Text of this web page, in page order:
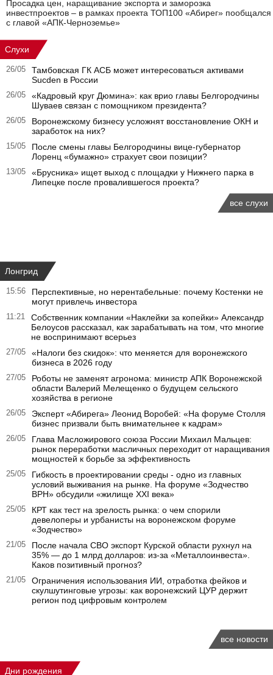
Просадка цен, наращивание экспорта и заморозка
инвестпроектов – в рамках проекта ТОП100 «Абирег» пообщался
с главой «АПК-Черноземье»
Слухи
26/05
Тамбовская ГК АСБ может интересоваться активами
Sucden в России
26/05
«Кадровый круг Дюмина»: как врио главы Белгородчины
Шуваев связан с помощником президента?
26/05
Воронежскому бизнесу усложнят восстановление ОКН и
заработок на них?
15/05
После смены главы Белгородчины вице-губернатор
Лоренц «бумажно» страхует свои позиции?
13/05
«Брусника» ищет выход с площадки у Нижнего парка в
Липецке после провалившегося проекта?
все слухи
Лонгрид
15:56
Перспективные, но нерентабельные: почему Костенки не
могут привлечь инвестора
11:21
Собственник компании «Наклейки за копейки» Александр
Белоусов рассказал, как зарабатывать на том, что многие
не воспринимают всерьез
27/05
«Налоги без скидок»: что меняется для воронежского
бизнеса в 2026 году
27/05
Роботы не заменят агронома: министр АПК Воронежской
области Валерий Мелещенко о будущем сельского
хозяйства в регионе
26/05
Эксперт «Абирега» Леонид Воробей: «На форуме Столля
бизнес призвали быть внимательнее к кадрам»
26/05
Глава Масложирового союза России Михаил Мальцев:
рынок переработки масличных переходит от наращивания
мощностей к борьбе за эффективность
25/05
Гибкость в проектировании среды - одно из главных
условий выживания на рынке. На форуме «Зодчество
ВРН» обсудили «жилище XXI века»
25/05
КРТ как тест на зрелость рынка: о чем спорили
девелоперы и урбанисты на воронежском форуме
«Зодчество»
21/05
После начала СВО экспорт Курской области рухнул на
35% — до 1 млрд долларов: из-за «Металлоинвеста».
Каков позитивный прогноз?
21/05
Ограничения использования ИИ, отработка фейков и
скулшутинговые угрозы: как воронежский ЦУР держит
регион под цифровым контролем
все новости
Дни рождения